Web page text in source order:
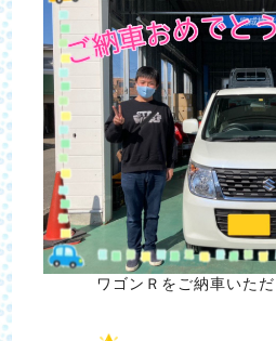
ワゴンＲをご納車いた